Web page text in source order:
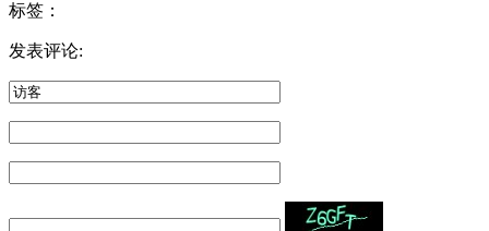
标签：
发表评论: